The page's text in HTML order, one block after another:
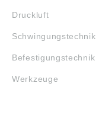
Druckluft
Schwingungstechnik
Befestigungstechnik
Werkzeuge